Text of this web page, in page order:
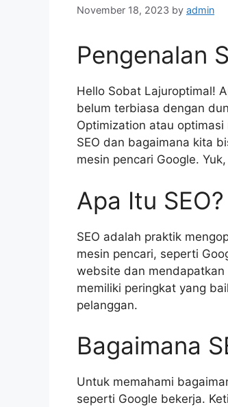
November 18, 2023 by admin
Pengenalan
Hello Sobat Lajuroptimal!
belum terbiasa dengan
Optimization atau
SEO dan bagaimana kita
mesin pencari Google.
Apa Itu SEO?
SEO adalah praktik
mesin pencari, seperti
website dan mendapatkan
memiliki peringkat yang
pelanggan.
Bagaimana
Untuk memahami
seperti Google bekerja.